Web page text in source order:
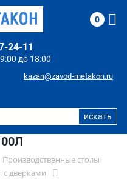
до 18:00
24-11
kazan@zavod-metakon.ru
0
Производственные столы
дверками